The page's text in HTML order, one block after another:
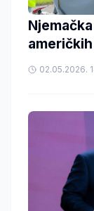
02.05.2026.